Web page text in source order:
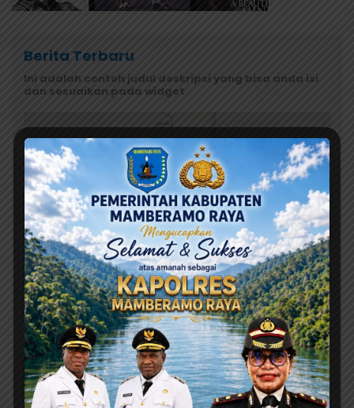
Berita Terbaru
Ini adalah contoh judul deskripsi yang bisa anda isi
dan sesuaikan pada widget
Agustus 6, 2026
BGN Akui Kelalaian di Dapur MBG Jayapura, SPPG
Disetop Sementara dan Dievaluasi Total
Agustus 6, 2026
Kasus Keracunan MBG di Depapre
Tembus 527 Korban, Dinkes Papua
Pastikan Tak Ada Pasien Kritis